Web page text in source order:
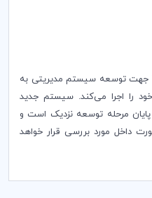
‌ جهت توسعه سیستم مدیریتی به
خود را اجرا می‌کند. سیستم جدید
مرحله توسعه نزدیک است و
داخل مورد بررسی قرار خواهد